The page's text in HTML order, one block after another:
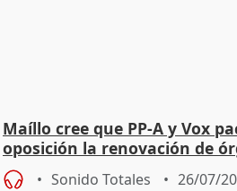
Maíllo cree que PP-A y Vox
oposición la renovación de
Defensor
Sonido Totales 26/07/